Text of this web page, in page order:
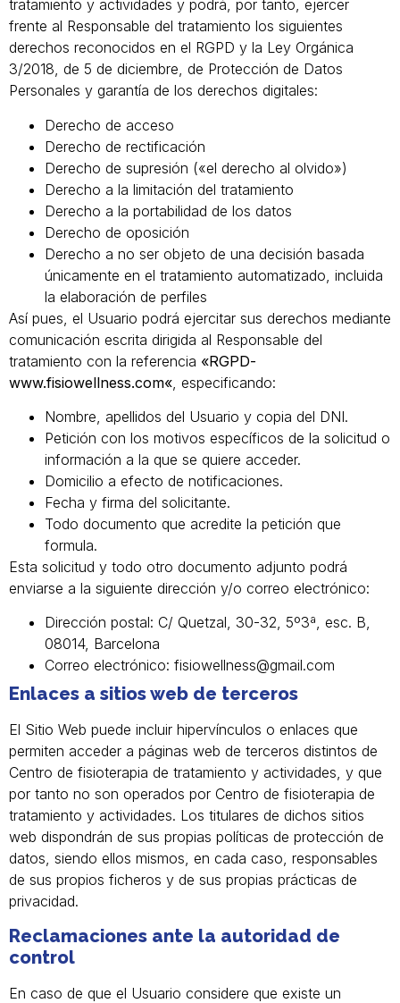
tratamiento y actividades y podrá, por tanto, ejercer
frente al Responsable del tratamiento los siguientes
derechos reconocidos en el RGPD y la Ley Orgánica
3/2018, de 5 de diciembre, de Protección de Datos
Personales y garantía de los derechos digitales:
Derecho de acceso
Derecho de rectificación
Derecho de supresión («el derecho al olvido»)
Derecho a la limitación del tratamiento
Derecho a la portabilidad de los datos
Derecho de oposición
Derecho a no ser objeto de una decisión basada
únicamente en el tratamiento automatizado, incluida
la elaboración de perfiles
Así pues, el Usuario podrá ejercitar sus derechos mediante
comunicación escrita dirigida al Responsable del
tratamiento con la referencia «RGPD-
www.fisiowellness.com« , especificando:
Nombre, apellidos del Usuario y copia del DNI.
Petición con los motivos específicos de la solicitud o
información a la que se quiere acceder.
Domicilio a efecto de notificaciones.
Fecha y firma del solicitante.
Todo documento que acredite la petición que
formula.
Esta solicitud y todo otro documento adjunto podrá
enviarse a la siguiente dirección y/o correo electrónico:
Dirección postal: C/ Quetzal, 30-32, 5º3ª, esc. B,
08014, Barcelona
Correo electrónico: fisiowellness@gmail.com
Enlaces a sitios web de terceros
El Sitio Web puede incluir hipervínculos o enlaces que
permiten acceder a páginas web de terceros distintos de
Centro de fisioterapia de tratamiento y actividades, y que
por tanto no son operados por Centro de fisioterapia de
tratamiento y actividades. Los titulares de dichos sitios
web dispondrán de sus propias políticas de protección de
datos, siendo ellos mismos, en cada caso, responsables
de sus propios ficheros y de sus propias prácticas de
privacidad.
Reclamaciones ante la autoridad de
control
En caso de que el Usuario considere que existe un